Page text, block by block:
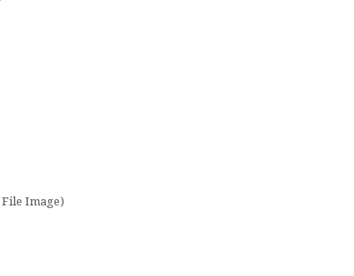
File Image)